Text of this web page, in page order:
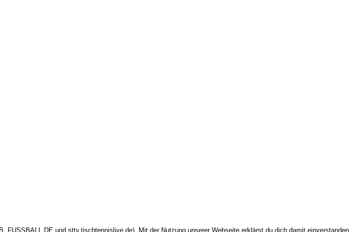
und sttv.tischtennislive.de). Mit der Nutzung unserer Webseite erklärst du dich damit einverstanden,